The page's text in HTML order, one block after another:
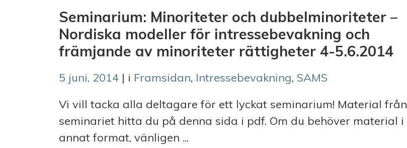
Seminarium: Minoriteter och dubbelminoriteter –
Nordiska modeller för intressebevakning och
främjande av minoriteter rättigheter 4-5.6.2014
5 juni, 2014 | i Framsidan, Intressebevakning, SAMS
Vi vill tacka alla deltagare för ett lyckat seminarium! Material från
seminariet hitta du på denna sida i pdf. Om du behöver material i
annat format, vänligen ...